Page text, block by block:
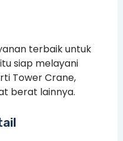
terbaik untuk
siap melayani
Tower Crane,
berat lainnya.